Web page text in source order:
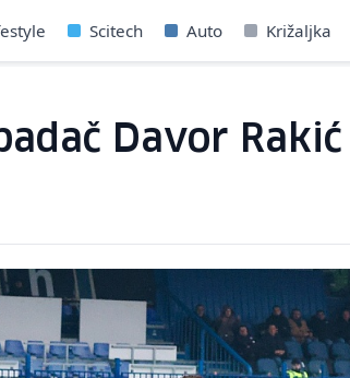
Scitech Auto Križaljka
Davor